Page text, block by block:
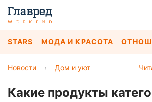
STARS МОДА И КРАСОТА
Новости › Дом и уют
Какие продукты